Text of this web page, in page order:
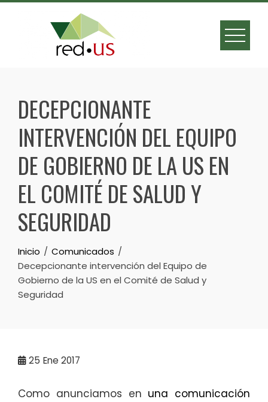
Skip
DECEPCIONANTE
INTERVENCIÓN DEL EQUIPO
DE GOBIERNO DE LA US EN
EL COMITÉ DE SALUD Y
SEGURIDAD
Inicio
Comunicados
Decepcionante intervención del Equipo de
Gobierno de la US en el Comité de Salud y
Seguridad
25 Ene 2017
Como anunciamos en una comunicación